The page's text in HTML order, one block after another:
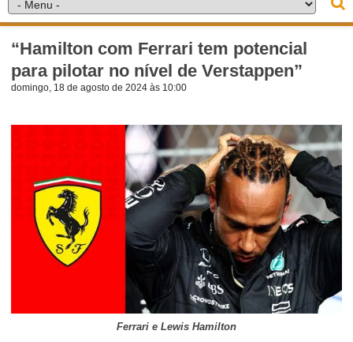
“Hamilton com Ferrari tem potencial
para pilotar no nível de Verstappen”
domingo, 18 de agosto de 2024 às 10:00
Ferrari e Lewis Hamilton